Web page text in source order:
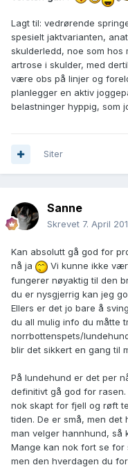
Lagt til: vedrørende
spesielt jaktvarianten,
skulderledd, noe som hos
artrose i skulder, med
være obs på linjer og
planlegger en aktiv
belastninger hyppig, som
Siter
Sanne
Skrevet 7. April
Kan absolutt gå god for
nå ja
Vi kunne ikke
fungerer nøyaktig til den
du er nysgjerrig kan jeg
Ellers er det jo bare å
du all mulig info du måtte
norrbottenspets/
blir det sikkert en gang til
På lundehund er det per
definitivt gå god for
nok skapt for fjell og røft
tiden. De er små, men det
man velger hannhund, så
Mange kan nok fort se for
men den hverdagen du